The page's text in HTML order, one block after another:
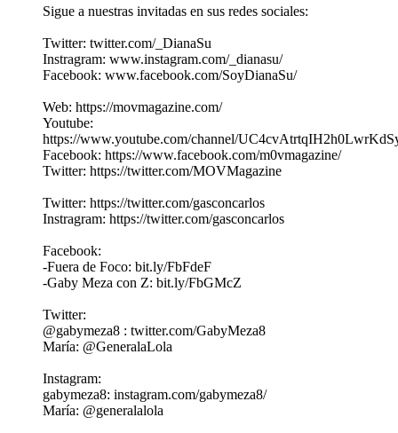
Sigue a nuestras invitadas en sus redes sociales:
Twitter: twitter.com/_DianaSu
Instragram: www.instagram.com/_dianasu/
Facebook: www.facebook.com/SoyDianaSu/
Web: https://movmagazine.com/
Youtube:
https://www.youtube.com/channel/
Facebook: https://www.facebook.com/m0vmagazine/
Twitter: https://twitter.com/MOVMagazine
Twitter: https://twitter.com/gasconcarlos
Instragram: https://twitter.com/gasconcarlos
Facebook:
-Fuera de Foco: bit.ly/FbFdeF
-Gaby Meza con Z: bit.ly/FbGMcZ
Twitter:
@gabymeza8 : twitter.com/GabyMeza8
María: @GeneralaLola
Instagram:
gabymeza8: instagram.com/gabymeza8/
María: @generalalola